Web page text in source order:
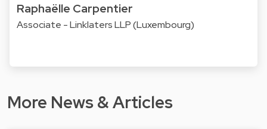
Raphaëlle Carpentier
Associate - Linklaters LLP (Luxembourg)
More News & Articles